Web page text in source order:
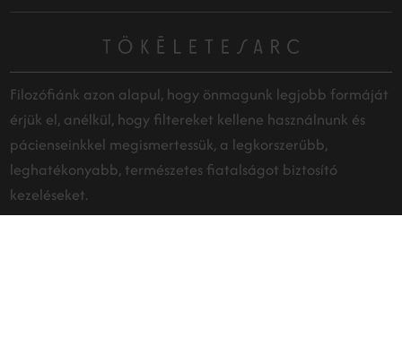
Filozófiánk azon alapul, hogy önmagunk legjobb formáját
érjük el, anélkül, hogy filtereket kellene használnunk és
pácienseinkkel megismertessük, a legkorszerűbb,
leghatékonyabb, természetes fiatalságot biztosító
kezeléseket.